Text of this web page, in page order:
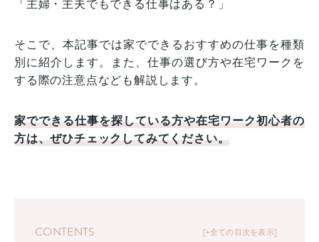
「主婦・主夫でもできる仕事はある？」
そこで、本記事では家でできるおすすめの仕事を種類
別に紹介します。また、仕事の選び方や在宅ワークを
する際の注意点なども解説します。
家でできる仕事を探している方や在宅ワーク初心者の
方は、ぜひチェックしてみてください。
+全ての目次を表示
CONTENTS